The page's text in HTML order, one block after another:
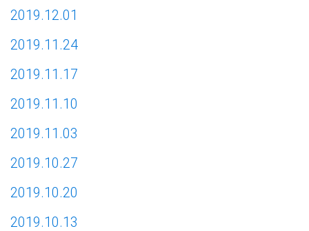
2019.12.01
2019.11.24
2019.11.17
2019.11.10
2019.11.03
2019.10.27
2019.10.20
2019.10.13